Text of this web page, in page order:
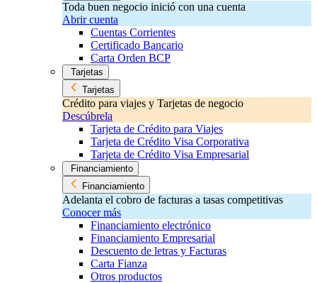
Toda buen negocio inició con una cuenta
Abrir cuenta
Cuentas Corrientes
Certificado Bancario
Carta Orden BCP
Tarjetas
Tarjetas
Crédito para viajes y Tarjetas de negocio
Descúbrela
Tarjeta de Crédito para Viajes
Tarjeta de Crédito Visa Corporativa
Tarjeta de Crédito Visa Empresarial
Financiamiento
Financiamiento
Adelanta el cobro de facturas a tasas competitivas
Conocer más
Financiamiento electrónico
Financiamiento Empresarial
Descuento de letras y Facturas
Carta Fianza
Otros productos